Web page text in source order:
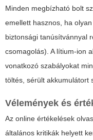
Minden megbízható bolt
emellett hasznos, ha
biztonsági tanúsítvánnyal
csomagolás). A lítium-ion
vonatkozó szabályokat
töltés, sérült akkumulátort
Vélemények és
Az online értékelések
általános kritikák helyett